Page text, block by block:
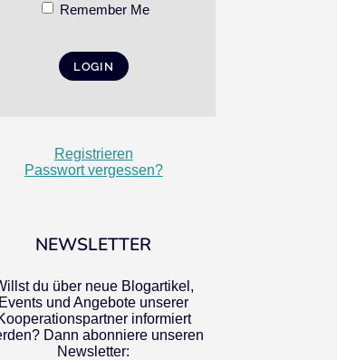
Remember Me
Registrieren
Passwort vergessen?
NEWSLETTER
du über neue Blogartikel,
Events und Angebote unserer
informiert
Dann abonniere unseren
Newsletter: